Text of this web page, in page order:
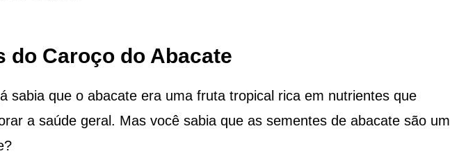
do Caroço do Abacate
sabia que o abacate era uma fruta tropical rica em nutrientes que
a saúde geral. Mas você sabia que as sementes de abacate são um